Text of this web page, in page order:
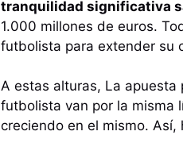
tranquilidad significativa
1.000 millones de euros.
futbolista para extender su
A estas alturas, La apuesta
futbolista van por la misma
creciendo en el mismo. Así,